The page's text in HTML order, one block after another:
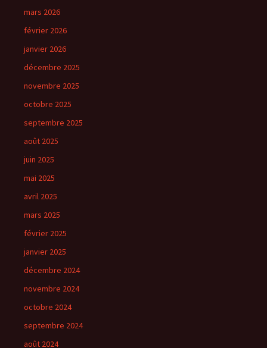
mars 2026
février 2026
janvier 2026
décembre 2025
novembre 2025
octobre 2025
septembre 2025
août 2025
juin 2025
mai 2025
avril 2025
mars 2025
février 2025
janvier 2025
décembre 2024
novembre 2024
octobre 2024
septembre 2024
août 2024